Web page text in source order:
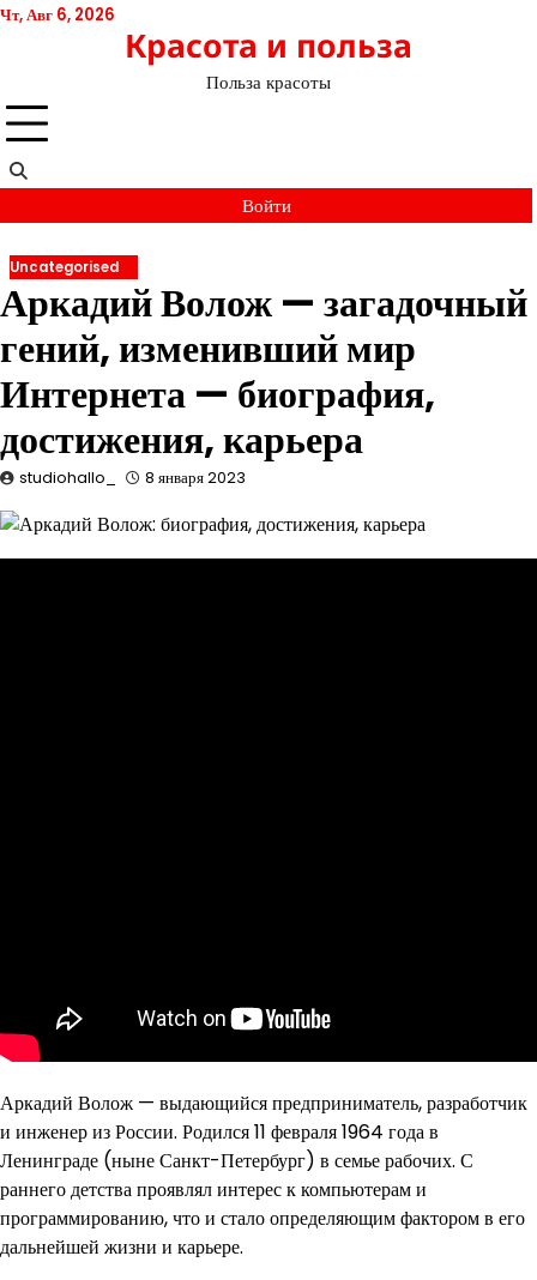
Перейти
Чт, Авг 6, 2026
Красота и польза
Польза красоты
Войти
Uncategorised
Аркадий Волож — загадочный
гений, изменивший мир
Интернета — биография,
достижения, карьера
studiohallo_ 8 января 2023
Аркадий Волож — выдающийся предприниматель, разработчик
и инженер из России. Родился 11 февраля 1964 года в
Ленинграде (ныне Санкт-Петербург) в семье рабочих. С
раннего детства проявлял интерес к компьютерам и
программированию, что и стало определяющим фактором в его
дальнейшей жизни и карьере.